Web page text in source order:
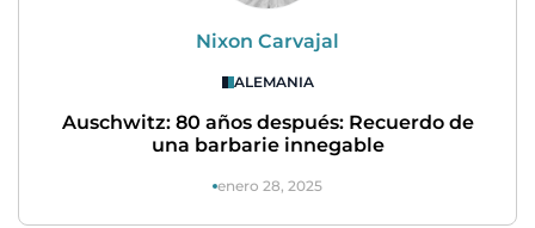
Nixon Carvajal
ALEMANIA
Auschwitz: 80 años después: Recuerdo de
una barbarie innegable
enero 28, 2025